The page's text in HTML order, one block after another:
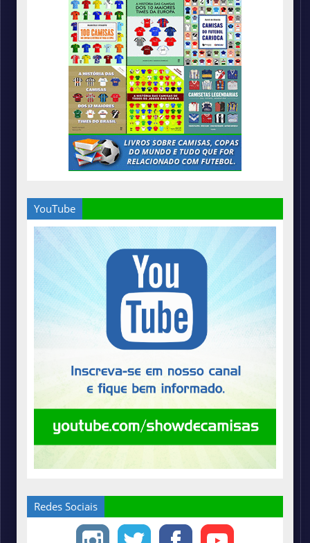
YouTube
Redes Sociais